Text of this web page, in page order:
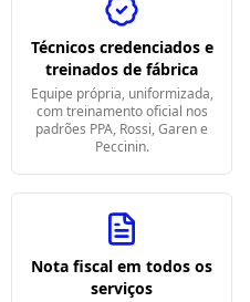
Técnicos credenciados e
treinados de fábrica
Equipe própria, uniformizada,
com treinamento oficial nos
padrões PPA, Rossi, Garen e
Peccinin.
Nota fiscal em todos os
serviços